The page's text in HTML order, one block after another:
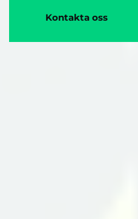
Kontakta oss